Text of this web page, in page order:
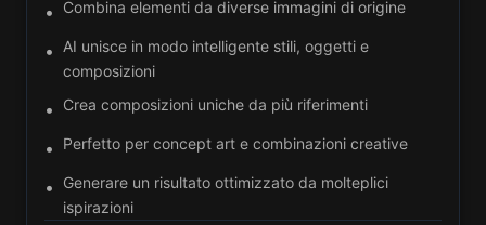
• Combina elementi da diverse immagini di origine
•
AI unisce in modo intelligente stili, oggetti e
composizioni
• Crea composizioni uniche da più riferimenti
• Perfetto per concept art e combinazioni creative
•
Generare un risultato ottimizzato da molteplici
ispirazioni